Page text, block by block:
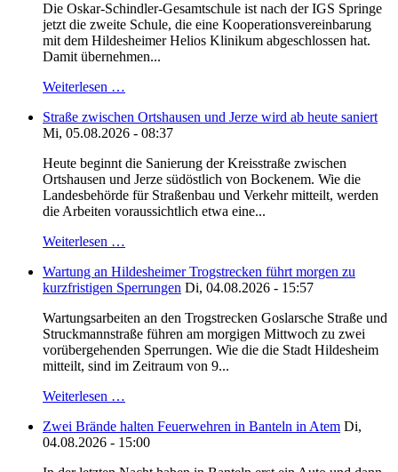
Die Oskar-Schindler-Gesamtschule ist nach der IGS Springe
jetzt die zweite Schule, die eine Kooperationsvereinbarung
mit dem Hildesheimer Helios Klinikum abgeschlossen hat.
Damit übernehmen...
Weiterlesen …
Straße zwischen Ortshausen und Jerze wird ab heute saniert
Mi, 05.08.2026 - 08:37
Heute beginnt die Sanierung der Kreisstraße zwischen
Ortshausen und Jerze südöstlich von Bockenem. Wie die
Landesbehörde für Straßenbau und Verkehr mitteilt, werden
die Arbeiten voraussichtlich etwa eine...
Weiterlesen …
Wartung an Hildesheimer Trogstrecken führt morgen zu
kurzfristigen Sperrungen Di, 04.08.2026 - 15:57
Wartungsarbeiten an den Trogstrecken Goslarsche Straße und
Struckmannstraße führen am morgigen Mittwoch zu zwei
vorübergehenden Sperrungen. Wie die die Stadt Hildesheim
mitteilt, sind im Zeitraum von 9...
Weiterlesen …
Zwei Brände halten Feuerwehren in Banteln in Atem Di,
04.08.2026 - 15:00